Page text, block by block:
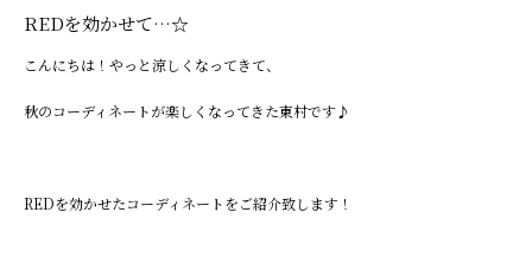
REDを効かせて…☆
こんにちは！やっと涼しくなってきて、
秋のコーディネートが楽しくなってきた東村です♪
REDを効かせたコーディネートをご紹介致します！